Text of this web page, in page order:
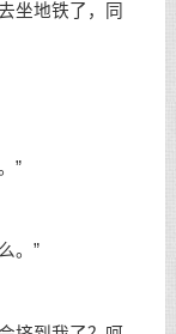
坐地铁了，同
”
。”